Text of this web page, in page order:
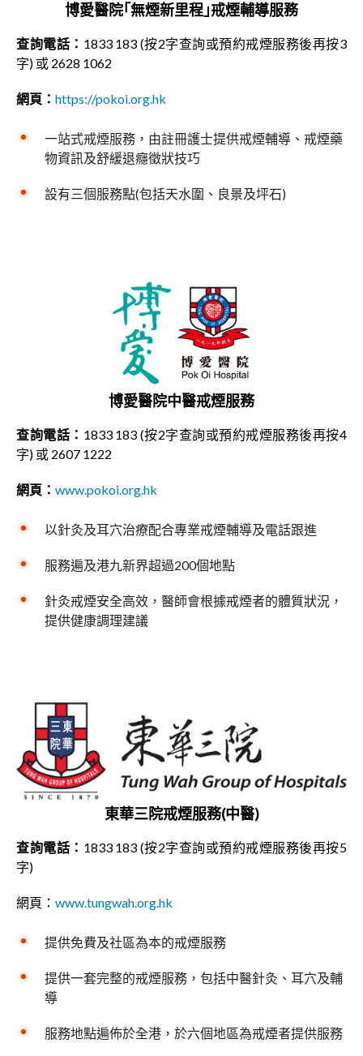
博愛醫院｢無煙新里程｣戒煙輔導服務
查詢電話： 1833 183 (按2字查詢或預約戒煙服務後再按3
字) 或 2628 1062
網頁： https://pokoi.org.hk
一站式戒煙服務，由註冊護⼠提供戒煙輔導、戒煙藥
物資訊及舒緩退癮徵狀技巧
設有三個服務點(包括天水圍、良景及坪石)
博愛醫院中醫戒煙服務
查詢電話： 1833 183 (按2字查詢或預約戒煙服務後再按4
字) 或 2607 1222
網頁： www.pokoi.org.hk
以針灸及耳穴治療配合專業戒煙輔導及電話跟進
服務遍及港九新界超過200個地點
針灸戒煙安全高效，醫師會根據戒煙者的體質狀況，
提供健康調理建議
東華三院戒煙服務(中醫)
查詢電話： 1833 183 (按2字查詢或預約戒煙服務後再按5
字)
網頁： www.tungwah.org.hk
提供免費及社區為本的戒煙服務
提供一套完整的戒煙服務，包括中醫針灸、耳穴及輔
導
服務地點遍佈於全港，於六個地區為戒煙者提供服務